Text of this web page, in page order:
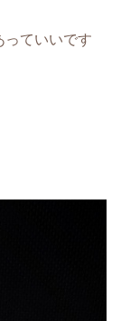
っていいです